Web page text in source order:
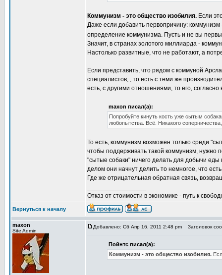
Коммунизм - это общество изобилия. Если
Даже если добавить первопричину:
определение коммунизма. Пусть и не вы
Значит, в странах золотого миллиарда -
Настолько развитиые, что не работают, а
Если представить, что рядом с коммуной
специалистов, , то есть с теми же
есть, с другими отношениями, то его,
maxon писал(а):
Попробуйте кинуть кость уже сытым
любопытства. Всё. Никакого
То есть, коммунизм возможен только среди
чтобы поддерживать такой коммунизм, нужно
"сытые собаки" ничего делать для добычи
делом они начнут делить то немногое, что
Где же отрицательная обратная связь,
Отказ от стоимости в экономике - путь к
Вернуться к началу
maxon
Site Admin
Добавлено: Сб Апр 16, 2011 2:48 pm Заголовок
Пойнтс писал(а):
Коммунизм - это общество изобилия.